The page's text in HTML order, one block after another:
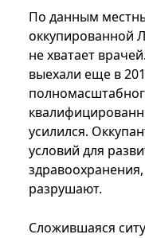
По данным
оккупированной
не хватает
выехали еще в
усилился.
условий для
разрушают.
Сложившаяся